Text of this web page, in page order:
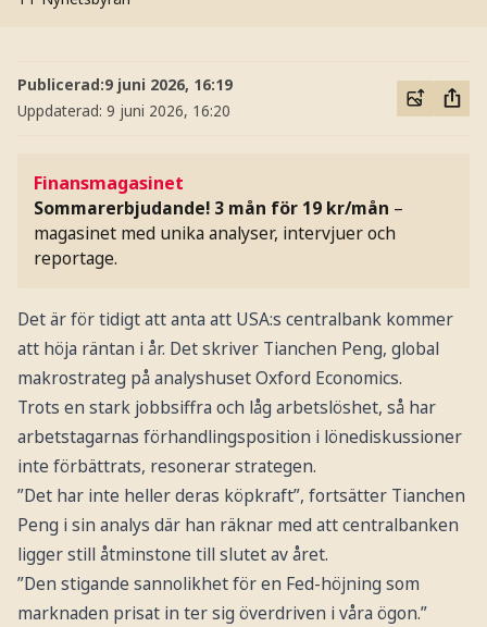
Publicerad:9 juni 2026, 16:19
Uppdaterad: 9 juni 2026, 16:20
Finansmagasinet
Sommarerbjudande! 3 mån för 19 kr/mån –
magasinet med unika analyser, intervjuer och
reportage.
Det är för tidigt att anta att USA:s centralbank kommer
att höja räntan i år. Det skriver Tianchen Peng, global
makrostrateg på analyshuset Oxford Economics.
Trots en stark jobbsiffra och låg arbetslöshet, så har
arbetstagarnas förhandlingsposition i lönediskussioner
inte förbättrats, resonerar strategen.
”Det har inte heller deras köpkraft”, fortsätter Tianchen
Peng i sin analys där han räknar med att centralbanken
ligger still åtminstone till slutet av året.
”Den stigande sannolikhet för en Fed-höjning som
marknaden prisat in ter sig överdriven i våra ögon.”